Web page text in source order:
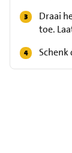
Draai
toe.